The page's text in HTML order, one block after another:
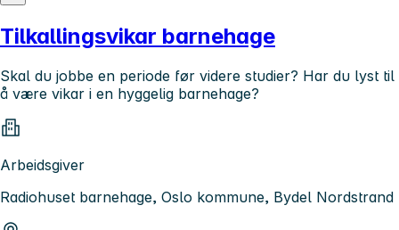
Tilkallingsvikar barnehage
Skal du jobbe en periode før videre studier? Har du lyst til
å være vikar i en hyggelig barnehage?
Arbeidsgiver
Radiohuset barnehage, Oslo kommune, Bydel Nordstrand